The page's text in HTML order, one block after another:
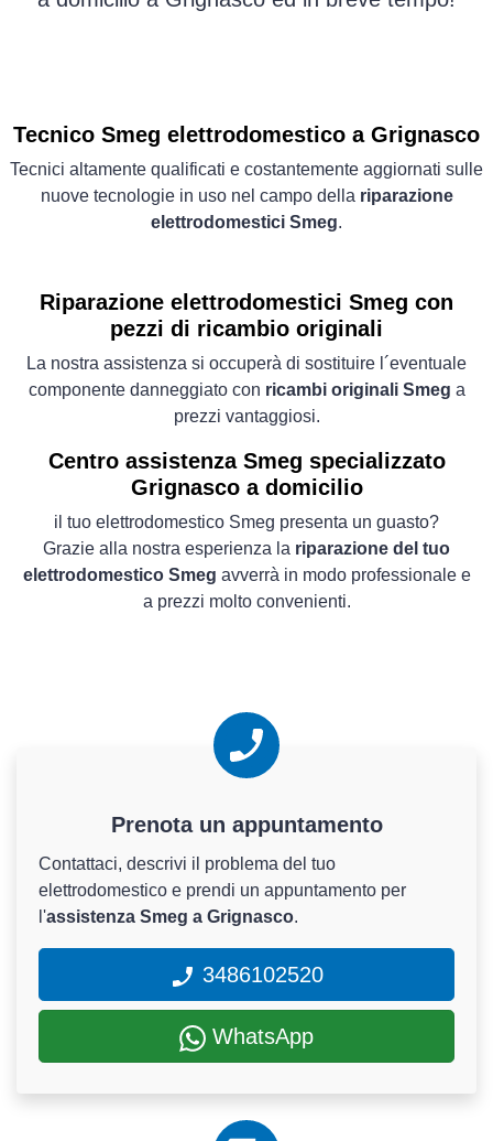
Tecnico Smeg elettrodomestico a Grignasco
Tecnici altamente qualificati e costantemente aggiornati sulle
nuove tecnologie in uso nel campo della riparazione
elettrodomestici Smeg.
Riparazione elettrodomestici Smeg con
pezzi di ricambio originali
La nostra assistenza si occuperà di sostituire l´eventuale
componente danneggiato con ricambi originali Smeg a
prezzi vantaggiosi.
Centro assistenza Smeg specializzato
Grignasco a domicilio
il tuo elettrodomestico Smeg presenta un guasto?
Grazie alla nostra esperienza la riparazione del tuo
elettrodomestico Smeg avverrà in modo professionale e
a prezzi molto convenienti.
Prenota un appuntamento
Contattaci, descrivi il problema del tuo
elettrodomestico e prendi un appuntamento per
l'assistenza Smeg a Grignasco.
3486102520
WhatsApp